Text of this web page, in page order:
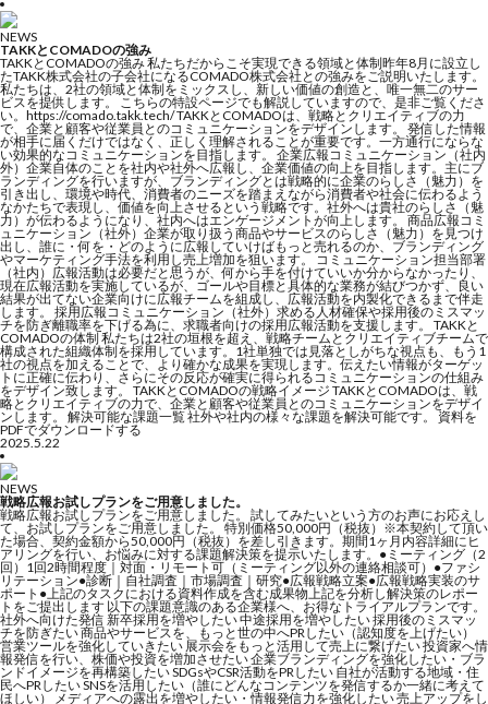
NEWS
TAKKとCOMADOの強み
TAKKとCOMADOの強み 私たちだからこそ実現できる領域と体制昨年8月に設立し
たTAKK株式会社の子会社になるCOMADO株式会社との強みをご説明いたします。
私たちは、2社の領域と体制をミックスし、新しい価値の創造と、唯一無二のサー
ビスを提供します。 こちらの特設ページでも解説していますので、是非ご覧くださ
い。https://comado.takk.tech/ TAKKとCOMADOは、戦略とクリエイティブの力
で、企業と顧客や従業員とのコミュニケーションをデザインします。 発信した情報
が相手に届くだけではなく、正しく理解されることが重要です。一方通行にならな
い効果的なコミュニケーションを目指します。 企業広報コミュニケーション（社内
外）企業自体のことを社内や社外へ広報し、企業価値の向上を目指します。主にブ
ランディングを行いますが、ブランディングとは戦略的に企業のらしさ（魅力）を
引き出し、環境や時代、消費者のニーズを踏まえながら消費者や社会に伝わるよう
なかたちで表現し、価値を向上させるという戦略です。社外へは貴社のらしさ（魅
力）が伝わるようになり、社内へはエンゲージメントが向上します。 商品広報コミ
ュニケーション（社外）企業が取り扱う商品やサービスのらしさ（魅力）を見つけ
出し、誰に・何を・どのように広報していけばもっと売れるのか、ブランディング
やマーケティング手法を利用し売上増加を狙います。 コミュニケーション担当部署
（社内）広報活動は必要だと思うが、何から手を付けていいか分からなかったり、
現在広報活動を実施しているが、ゴールや目標と具体的な業務が結びつかず、良い
結果が出てない企業向けに広報チームを組成し、広報活動を内製化できるまで伴走
します。 採用広報コミュニケーション（社外）求める人材確保や採用後のミスマッ
チを防ぎ離職率を下げる為に、求職者向けの採用広報活動を支援します。 TAKKと
COMADOの体制 私たちは2社の垣根を超え、戦略チームとクリエイティブチームで
構成された組織体制を採用しています。1社単独では見落としがちな視点も、もう1
社の視点を加えることで、より確かな成果を実現します。伝えたい情報がターゲッ
トに正確に伝わり、さらにその反応が確実に得られるコミュニケーションの仕組み
をデザイン致します。 TAKKとCOMADOの戦略イメージ TAKKとCOMADOは、戦
略とクリエイティブの力で、企業と顧客や従業員とのコミュニケーションをデザイ
ンします。 解決可能な課題一覧 社外や社内の様々な課題を解決可能です。 資料を
PDFでダウンロードする
2025.5.22
NEWS
戦略広報お試しプランをご用意しました。
戦略広報お試しプランをご用意しました。 試してみたいという方のお声にお応えし
て、お試しプランをご用意しました。 特別価格50,000円（税抜）※本契約して頂い
た場合、契約金額から50,000円（税抜）を差し引きます。期間1ヶ月内容詳細にヒ
アリングを行い、お悩みに対する課題解決策を提示いたします。●ミーティング（2
回）1回2時間程度｜対面・リモート可（ミーティング以外の連絡相談可）●ファシ
リテーション●診断｜自社調査｜市場調査｜研究●広報戦略立案●広報戦略実装のサ
ポート●上記のタスクにおける資料作成を含む成果物上記を分析し解決策のレポー
トをご提出します 以下の課題意識のある企業様へ、お得なトライアルプランです。
社外へ向けた発信 新卒採用を増やしたい 中途採用を増やしたい 採用後のミスマッ
チを防ぎたい 商品やサービスを、もっと世の中へPRしたい（認知度を上げたい）
営業ツールを強化していきたい 展示会をもっと活用して売上に繋げたい 投資家へ情
報発信を行い、株価や投資を増加させたい 企業ブランディングを強化したい・ブラ
ンドイメージを再構築したい SDGsやCSR活動をPRしたい 自社が活動する地域・住
民へPRしたい SNSを活用したい（誰にどんなコンテンツを発信するか一緒に考えて
ほしい） メディアへの露出を増やしたい・情報発信力を強化したい 売上アップをし